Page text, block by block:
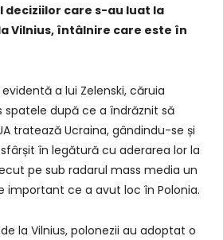
deciziilor care s-au luat la
Vilnius, întâlnire care este în
a lui Zelenski, căruia
după ce a îndrăznit să
tratează Ucraina, gândindu-se și
în legătură cu aderarea lor la
pe sub radarul mass media un
important ce a avut loc în Polonia.
la Vilnius, polonezii au adoptat o